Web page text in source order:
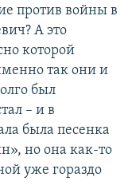
против войны в
А это
которой
так они и
был
– и в
была песенка
но она как-то
уже гораздо